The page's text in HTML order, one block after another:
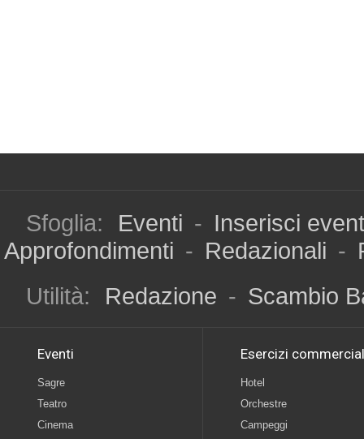
Sfoglia: Eventi - Inserisci
Approfondimenti - Redazionali -
Utilità:
Redazione - Scambio
Eventi
Sagre
Teatro
Cinema
Esercizi
Hotel
Orchestre
Campeggi